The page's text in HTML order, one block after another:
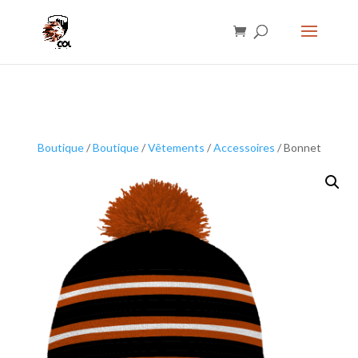
Boutique/Boutique/Vêtements /Accessoires / Bonnet